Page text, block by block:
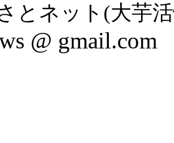
とネット(大芋
@ gmail.com